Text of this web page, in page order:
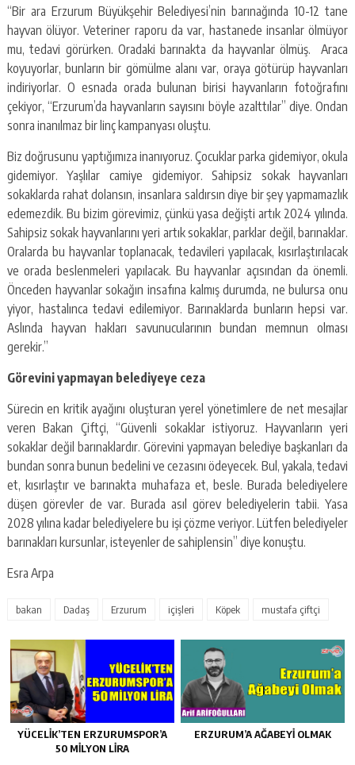
“Bir ara Erzurum Büyükşehir Belediyesi’nin barınağında 10-12 tane
hayvan ölüyor. Veteriner raporu da var, hastanede insanlar ölmüyor
mu, tedavi görürken. Oradaki barınakta da hayvanlar ölmüş. Araca
koyuyorlar, bunların bir gömülme alanı var, oraya götürüp hayvanları
indiriyorlar. O esnada orada bulunan birisi hayvanların fotoğrafını
çekiyor, “Erzurum’da hayvanların sayısını böyle azalttılar” diye. Ondan
sonra inanılmaz bir linç kampanyası oluştu.
Biz doğrusunu yaptığımıza inanıyoruz. Çocuklar parka gidemiyor, okula
gidemiyor. Yaşlılar camiye gidemiyor. Sahipsiz sokak hayvanları
sokaklarda rahat dolansın, insanlara saldırsın diye bir şey yapmamazlık
edemezdik. Bu bizim görevimiz, çünkü yasa değişti artık 2024 yılında.
Sahipsiz sokak hayvanlarını yeri artık sokaklar, parklar değil, barınaklar.
Oralarda bu hayvanlar toplanacak, tedavileri yapılacak, kısırlaştırılacak
ve orada beslenmeleri yapılacak. Bu hayvanlar açısından da önemli.
Önceden hayvanlar sokağın insafına kalmış durumda, ne bulursa onu
yiyor, hastalınca tedavi edilemiyor. Barınaklarda bunların hepsi var.
Aslında hayvan hakları savunucularının bundan memnun olması
gerekir.”
Görevini yapmayan belediyeye ceza
Sürecin en kritik ayağını oluşturan yerel yönetimlere de net mesajlar
veren Bakan Çiftçi, “Güvenli sokaklar istiyoruz. Hayvanların yeri
sokaklar değil barınaklardır. Görevini yapmayan belediye başkanları da
bundan sonra bunun bedelini ve cezasını ödeyecek. Bul, yakala, tedavi
et, kısırlaştır ve barınakta muhafaza et, besle. Burada belediyelere
düşen görevler de var. Burada asıl görev belediyelerin tabii. Yasa
2028 yılına kadar belediyelere bu işi çözme veriyor. Lütfen belediyeler
barınakları kursunlar, isteyenler de sahiplensin” diye konuştu.
Esra Arpa
bakan Dadaş Erzurum içişleri Köpek mustafa çiftçi
YÜCELİK’TEN ERZURUMSPOR’A
50 MİLYON LİRA
ERZURUM’A AĞABEYI OLMAK